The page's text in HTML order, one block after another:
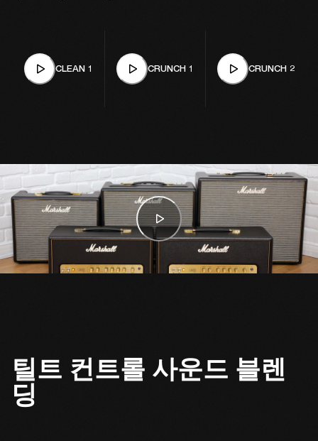
CLEAN 1 CRUNCH 1 CRUNCH 2
틸트 컨트롤 사운드 블렌
딩